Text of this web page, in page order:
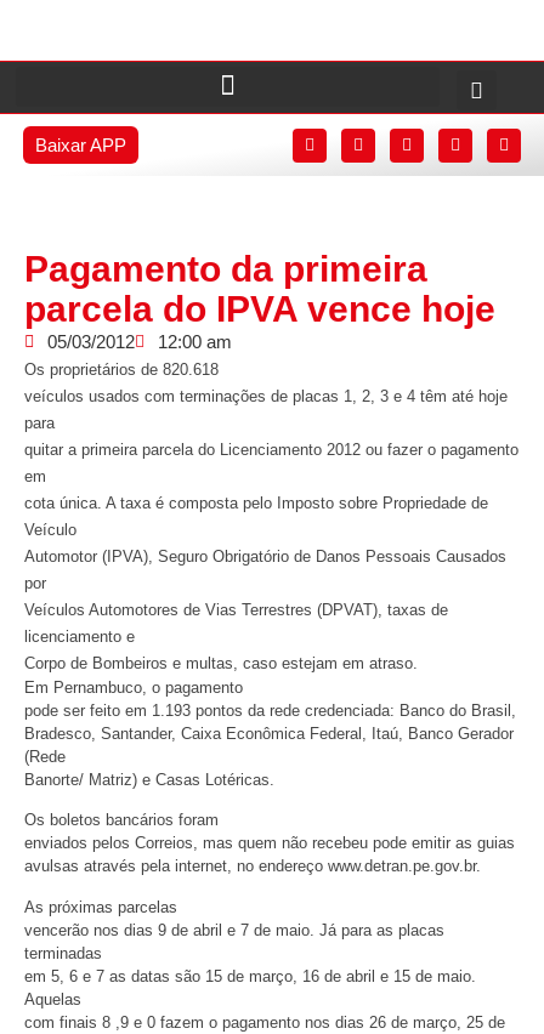
Baixar APP
Pagamento da primeira
parcela do IPVA vence hoje
05/03/2012 12:00 am
Os proprietários de 820.618
veículos usados com terminações de placas 1, 2, 3 e 4 têm até hoje
para
quitar a primeira parcela do Licenciamento 2012 ou fazer o pagamento
em
cota única. A taxa é composta pelo Imposto sobre Propriedade de
Veículo
Automotor (IPVA), Seguro Obrigatório de Danos Pessoais Causados
por
Veículos Automotores de Vias Terrestres (DPVAT), taxas de
licenciamento e
Corpo de Bombeiros e multas, caso estejam em atraso.
Em Pernambuco, o pagamento
pode ser feito em 1.193 pontos da rede credenciada: Banco do Brasil,
Bradesco, Santander, Caixa Econômica Federal, Itaú, Banco Gerador
(Rede
Banorte/ Matriz) e Casas Lotéricas.
Os boletos bancários foram
enviados pelos Correios, mas quem não recebeu pode emitir as guias
avulsas através pela internet, no endereço www.detran.pe.gov.br.
As próximas parcelas
vencerão nos dias 9 de abril e 7 de maio. Já para as placas
terminadas
em 5, 6 e 7 as datas são 15 de março, 16 de abril e 15 de maio.
Aquelas
com finais 8 ,9 e 0 fazem o pagamento nos dias 26 de março, 25 de